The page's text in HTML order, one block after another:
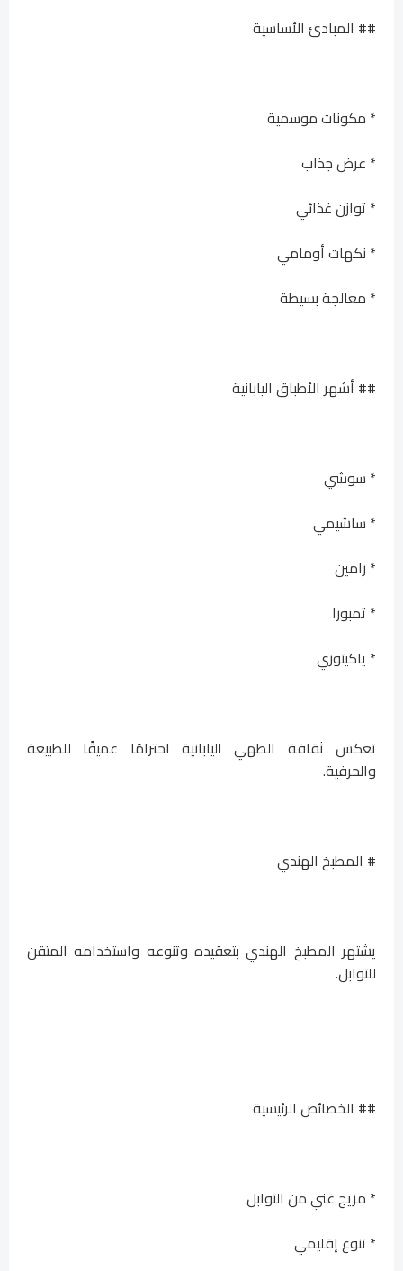
## المبادئ الأساسية
* مكونات موسمية
* عرض جذاب
* توازن غذائي
* نكهات أومامي
* معالجة بسيطة
## أشهر الأطباق اليابانية
* سوشي
* ساشيمي
* رامين
* تمبورا
* ياكيتوري
تعكس ثقافة الطهي اليابانية احترامًا عميقًا للطبيعة
والحرفية.
# المطبخ الهندي
يشتهر المطبخ الهندي بتعقيده وتنوعه واستخدامه المتقن
للتوابل.
## الخصائص الرئيسية
* مزيج غني من التوابل
* تنوع إقليمي